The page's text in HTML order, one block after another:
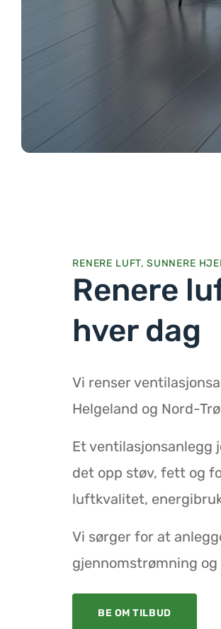
RENERE LUFT, SUNNERE
Renere
hver dag
Vi renser
Helgeland og Nord-
Et ventilasjonsanlegg
det opp støv, fett og
luftkvalitet,
Vi sørger for at
gjennomstrømning
BE OM TILBUD